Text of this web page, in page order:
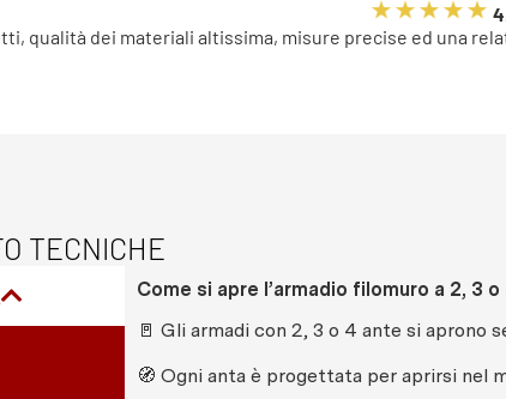
qualità dei materiali altissima, misure precise ed una
TECNICHE
Come si apre l’armadio filomuro a 2, 3 o
🚪 Gli armadi con 2, 3 o 4 ante si aprono
🧭 Ogni anta è progettata per aprirsi nel